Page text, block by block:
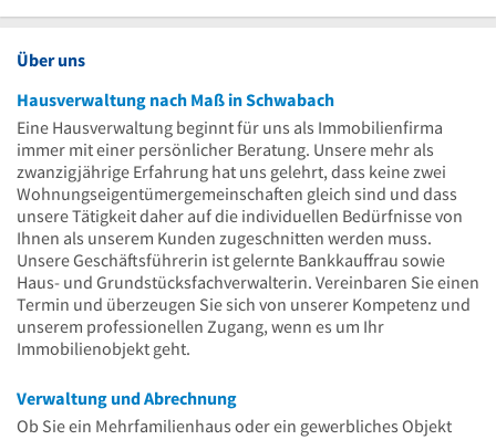
Über uns
Hausverwaltung nach Maß in Schwabach
Eine Hausverwaltung beginnt für uns als Immobilienfirma
immer mit einer persönlicher Beratung. Unsere mehr als
zwanzigjährige Erfahrung hat uns gelehrt, dass keine zwei
Wohnungseigentümergemeinschaften gleich sind und dass
unsere Tätigkeit daher auf die individuellen Bedürfnisse von
Ihnen als unserem Kunden zugeschnitten werden muss.
Unsere Geschäftsführerin ist gelernte Bankkauffrau sowie
Haus- und Grundstücksfachverwalterin. Vereinbaren Sie einen
Termin und überzeugen Sie sich von unserer Kompetenz und
unserem professionellen Zugang, wenn es um Ihr
Immobilienobjekt geht.
Verwaltung und Abrechnung
Ob Sie ein Mehrfamilienhaus oder ein gewerbliches Objekt